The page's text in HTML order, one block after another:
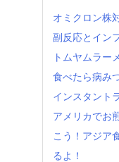
オミクロン株
副反応とイン
トムヤムラー
食べたら病み
インスタント
アメリカでお
こう！アジア
るよ！